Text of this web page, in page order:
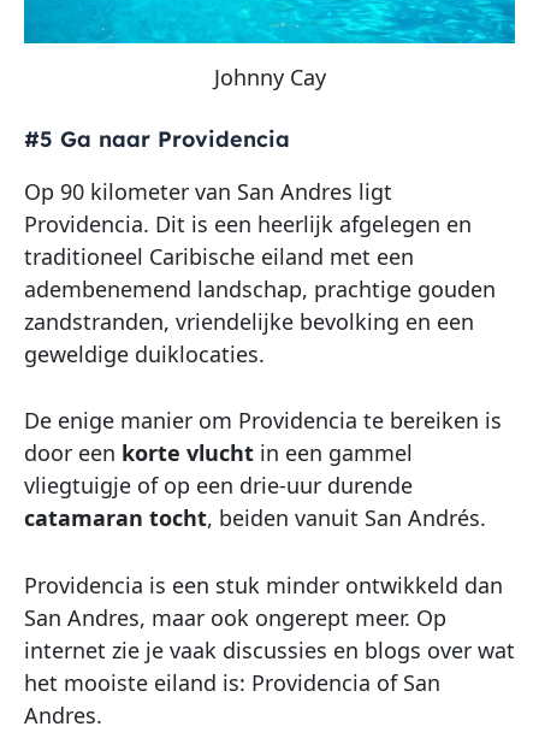
Johnny Cay
#5 Ga naar Providencia
Op 90 kilometer van San Andres ligt
Providencia. Dit is een heerlijk afgelegen en
traditioneel Caribische eiland met een
adembenemend landschap, prachtige gouden
zandstranden, vriendelijke bevolking en een
geweldige duiklocaties.
De enige manier om Providencia te bereiken is
door een korte vlucht in een gammel
vliegtuigje of op een drie-uur durende
catamaran tocht, beiden vanuit San Andrés.
Providencia is een stuk minder ontwikkeld dan
San Andres, maar ook ongerept meer. Op
internet zie je vaak discussies en blogs over wat
het mooiste eiland is: Providencia of San
Andres.